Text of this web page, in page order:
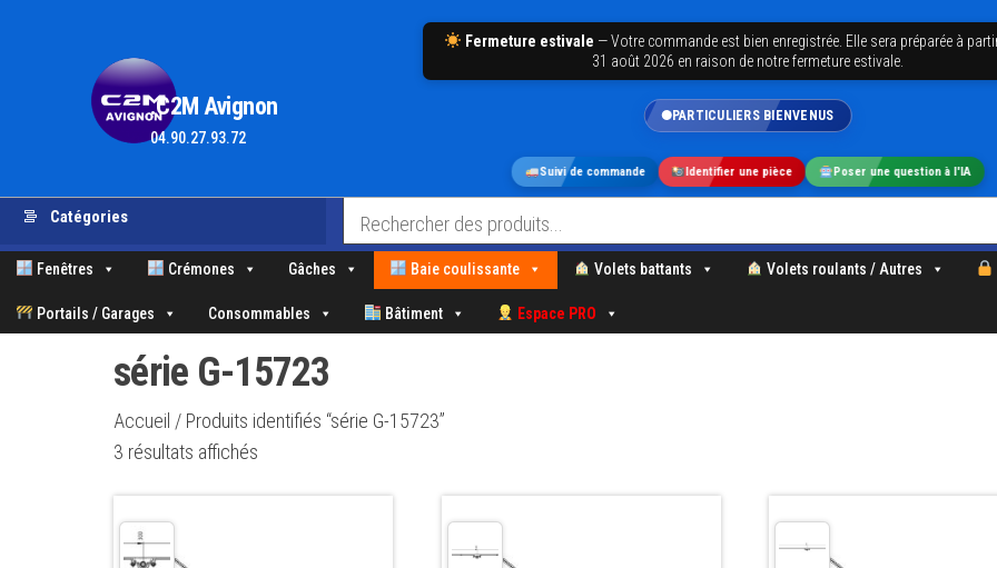
Aller
contenu
.C2M Avignon
04.90.27.93.72
Suivi de commande Identifier une pièce Poser une question à l'IA
Fermeture estivale —Votre commande est bien enregistrée. Elle sera préparée à
31 août 2026 en raison de notre fermeture estivale.
Fenêtres Crémones Gâches Baie coulissante Volets battants Volets roulants / Autres
Portails / Garages Consommables Bâtiment Espace PRO
Catégories
série G-15723
Accueil / Produits identifiés “série G-15723”
3 résultats affichés
PARTICULIERS BIENVENUS